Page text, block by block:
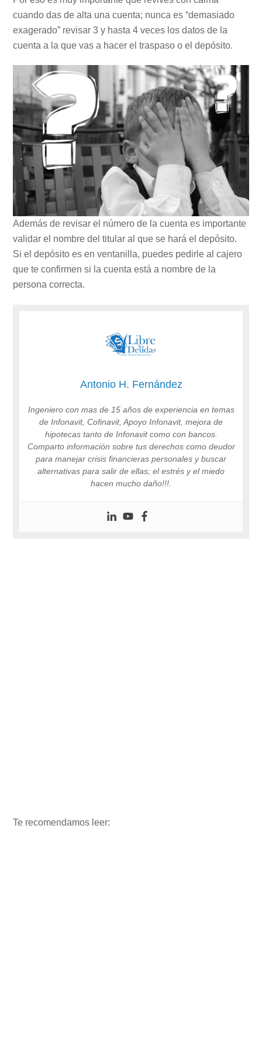
cuando das de alta una cuenta; nunca es “demasiado
exagerado” revisar 3 y hasta 4 veces los datos de la
cuenta a la que vas a hacer el traspaso o el depósito.
Además de revisar el número de la cuenta es importante
validar el nombre del titular al que se hará el depósito.
Si el depósito es en ventanilla, puedes pedirle al cajero
que te confirmen si la cuenta está a nombre de la
persona correcta.
Antonio H. Fernández
Ingeniero con mas de 15 años de experiencia en temas
de Infonavit, Cofinavit, Apoyo Infonavit, mejora de
hipotecas tanto de Infonavit como con bancos.
Comparto información sobre tus derechos como deudor
para manejar crisis financieras personales y buscar
alternativas para salir de ellas; el estrés y el miedo
hacen mucho daño!!!.
Te recomendamos leer: